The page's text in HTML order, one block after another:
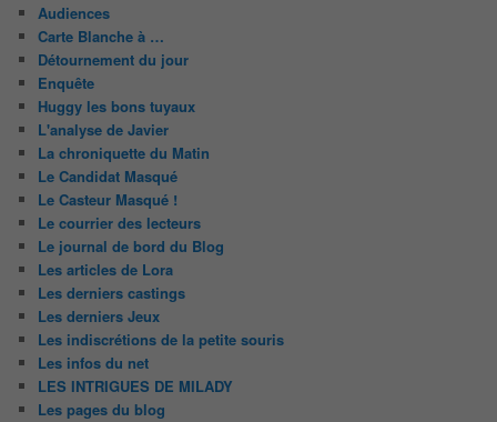
Audiences
Carte Blanche à …
Détournement du jour
Enquête
Huggy les bons tuyaux
L'analyse de Javier
La chroniquette du Matin
Le Candidat Masqué
Le Casteur Masqué !
Le courrier des lecteurs
Le journal de bord du Blog
Les articles de Lora
Les derniers castings
Les derniers Jeux
Les indiscrétions de la petite souris
Les infos du net
LES INTRIGUES DE MILADY
Les pages du blog